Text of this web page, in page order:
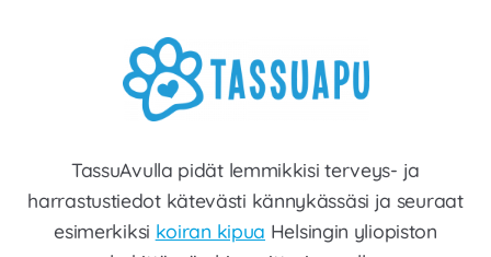
TassuAvulla pidät lemmikkisi terveys- ja
harrastustiedot kätevästi kännykässäsi ja seuraat
esimerkiksi koiran kipua Helsingin yliopiston